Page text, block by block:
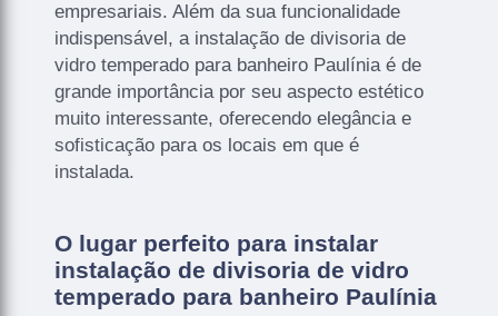
empresariais. Além da sua funcionalidade
indispensável, a instalação de divisoria de
vidro temperado para banheiro Paulínia é de
grande importância por seu aspecto estético
muito interessante, oferecendo elegância e
sofisticação para os locais em que é
instalada.
O lugar perfeito para instalar
instalação de divisoria de vidro
temperado para banheiro Paulínia